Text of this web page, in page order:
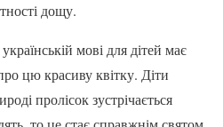
дощу.
мові для дітей має
цю красиву квітку. Діти
пролісок зустрічається